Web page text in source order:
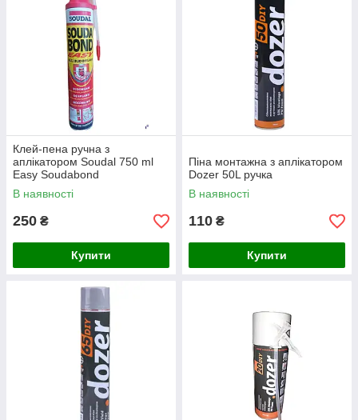
Клей-пена ручна з
аплікатором Soudal 750 ml
Easy Soudabond
В наявності
250 ₴
Купити
Піна монтажна з аплікатором
Dozer 50L ручка
В наявності
110 ₴
Купити